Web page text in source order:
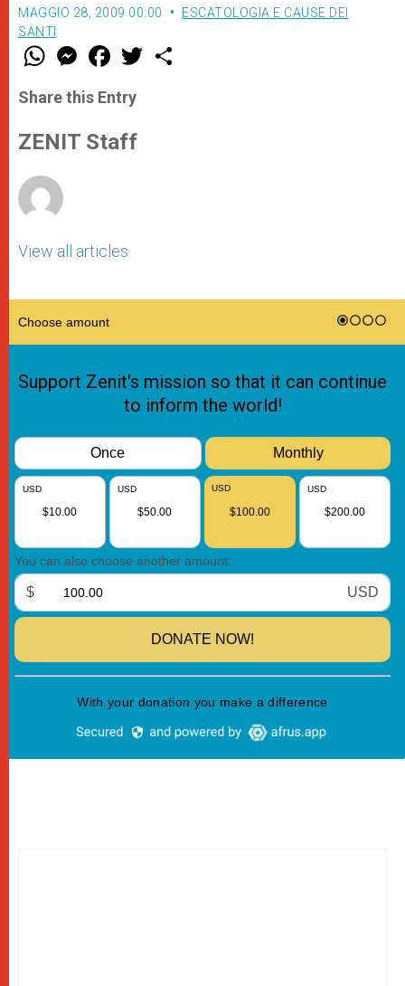
MAGGIO 28, 2009 00:00
ESCATOLOGIA E CAUSE DEI
SANTI
W
t
s
p
p
M
e
s
e
g
e
F
a
e
b
o
k
w
Share this Entry
ZENIT Staff
View all articles